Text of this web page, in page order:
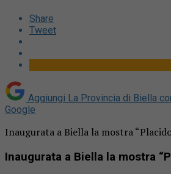
Share
Tweet
Aggiungi La Provincia di Biella
Google
Inaugurata a Biella la mostra
Inaugurata a Biella la mostra